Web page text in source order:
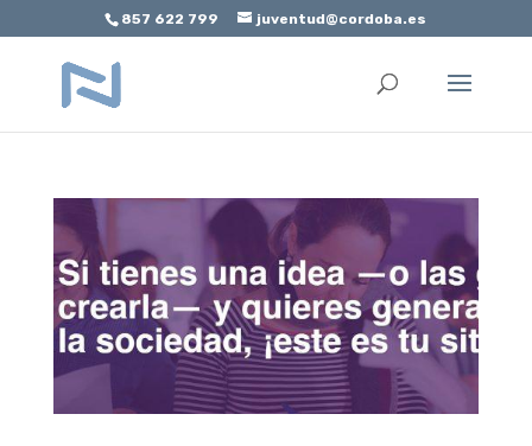
Abrir barra de herramientas
857 622 799 juventud@cordoba.es